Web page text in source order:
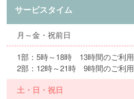
サービスタイム
月～金・祝前日
1部：5時～18時 13時間のご利用
2部：12時～21時 9時間のご利用
土・日・祝日